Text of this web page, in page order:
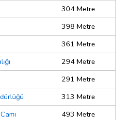
304 Metre
398 Metre
361 Metre
294 Metre
291 Metre
313 Metre
493 Metre